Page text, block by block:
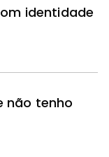
identidade
não tenho